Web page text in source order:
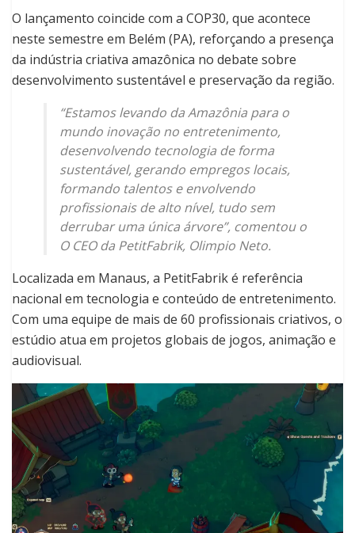
O lançamento coincide com a COP30, que acontece
neste semestre em Belém (PA), reforçando a presença
da indústria criativa amazônica no debate sobre
desenvolvimento sustentável e preservação da região.
“Estamos levando da Amazônia para o
mundo inovação no entretenimento,
desenvolvendo tecnologia de forma
sustentável, gerando empregos locais,
formando talentos e envolvendo
profissionais de alto nível, tudo sem
derrubar uma única árvore”, comentou o
O CEO da PetitFabrik, Olimpio Neto.
Localizada em Manaus, a PetitFabrik é referência
nacional em tecnologia e conteúdo de entretenimento.
Com uma equipe de mais de 60 profissionais criativos, o
estúdio atua em projetos globais de jogos, animação e
audiovisual.